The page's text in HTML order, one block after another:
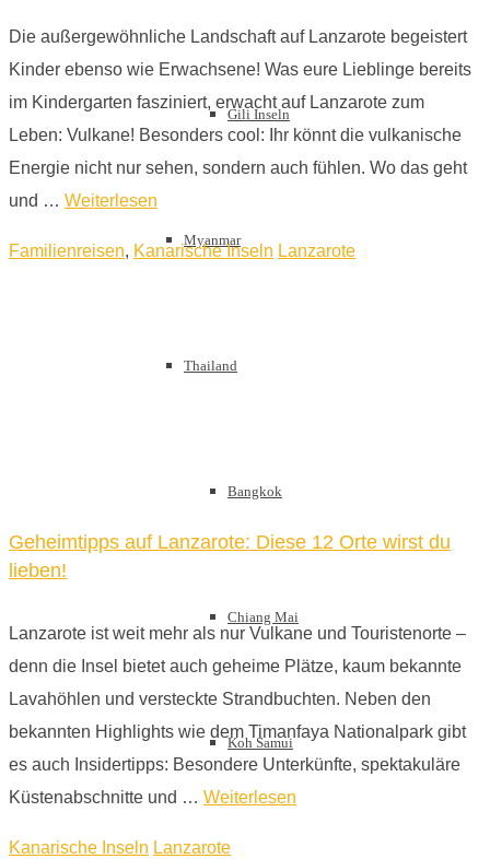
Gili Inseln
Myanmar
Thailand
Bangkok
Chiang Mai
Koh Samui
Die außergewöhnliche Landschaft auf Lanzarote begeistert
Kinder ebenso wie Erwachsene! Was eure Lieblinge bereits
im Kindergarten fasziniert, erwacht auf Lanzarote zum
Leben: Vulkane! Besonders cool: Ihr könnt die vulkanische
Energie nicht nur sehen, sondern auch fühlen. Wo das geht
und … Weiterlesen
Familienreisen, Kanarische Inseln Lanzarote
Geheimtipps auf Lanzarote: Diese 12 Orte wirst du
lieben!
Lanzarote ist weit mehr als nur Vulkane und Touristenorte –
denn die Insel bietet auch geheime Plätze, kaum bekannte
Lavahöhlen und versteckte Strandbuchten. Neben den
bekannten Highlights wie dem Timanfaya Nationalpark gibt
es auch Insidertipps: Besondere Unterkünfte, spektakuläre
Küstenabschnitte und … Weiterlesen
Kanarische Inseln Lanzarote